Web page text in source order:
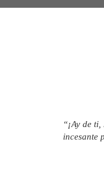
“¡Ay de
incesante